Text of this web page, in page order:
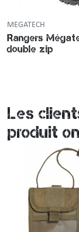
MEGATECH
Rangers
double zip
Les
produit